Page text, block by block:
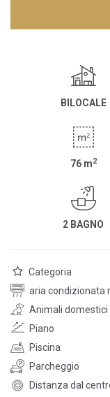
BILOCALE
76 m2
2 BAGNO
Categoria
aria condizionata
Animali domestici
Piano
Piscina
Parcheggio
Distanza dal